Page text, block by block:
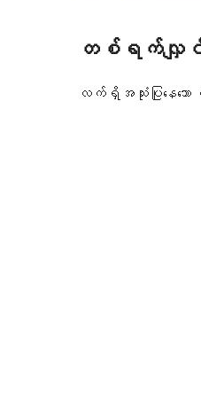
တစ်ရက်လျှ
လက်ရှိအသုံးပြုနေသ